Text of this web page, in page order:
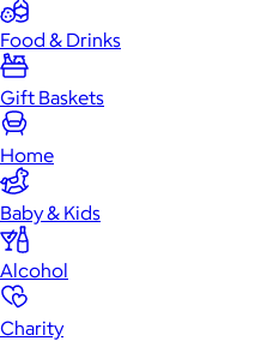
Food & Drinks
Gift Baskets
Home
Baby & Kids
Alcohol
Charity